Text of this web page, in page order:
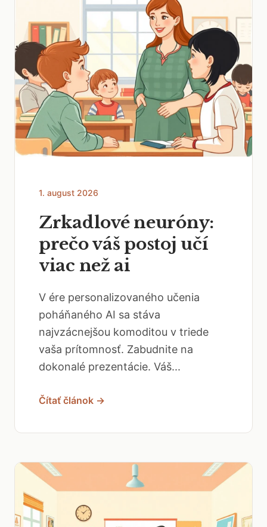
1. august 2026
Zrkadlové neuróny:
prečo váš postoj učí
viac než ai
V ére personalizovaného učenia
poháňaného AI sa stáva
najvzácnejšou komoditou v triede
vaša prítomnosť. Zabudnite na
dokonalé prezentácie. Váš...
Čítať článok →